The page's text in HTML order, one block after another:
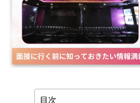
目次